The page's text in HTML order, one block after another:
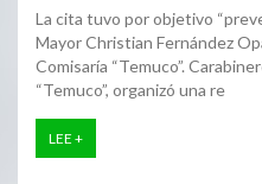
La cita tuvo por objetivo
Mayor Christian Fernández
Comisaría “Temuco”.
“Temuco”, organizó una re
LEE +